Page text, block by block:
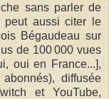
sans parler de
peut aussi citer le
Bégaudeau sur
de 100 000 vues
oui en France...],
diffusée
et YouTube,